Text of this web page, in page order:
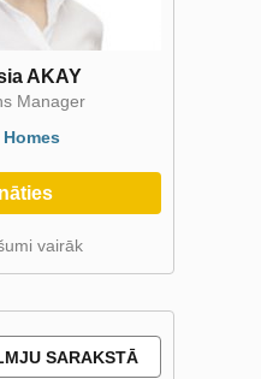
AKAY
Manager
vairāk
SARAKSTĀ